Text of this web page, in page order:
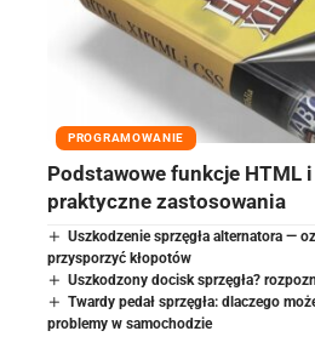
PROGRAMOWANIE
Podstawowe funkcje HTML
praktyczne zastosowania
Uszkodzenie sprzęgła alternatora —
przysporzyć kłopotów
Uszkodzony docisk sprzęgła?
Twardy pedał sprzęgła: dlaczego
problemy w samochodzie